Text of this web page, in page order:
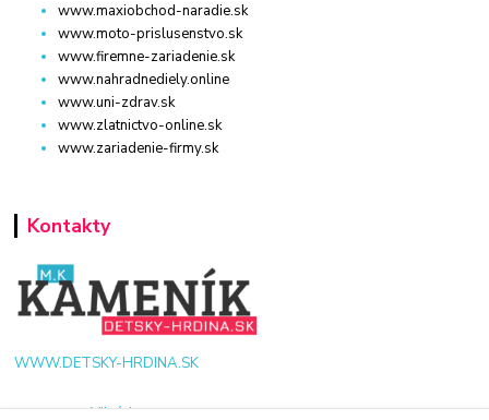
www.maxiobchod-naradie.sk
www.moto-prislusenstvo.sk
www.firemne-zariadenie.sk
www.nahradnediely.online
www.uni-zdrav.sk
www.zlatnictvo-online.sk
www.zariadenie-firmy.sk
Kontakty
WWW.DETSKY-HRDINA.SK
Viktória